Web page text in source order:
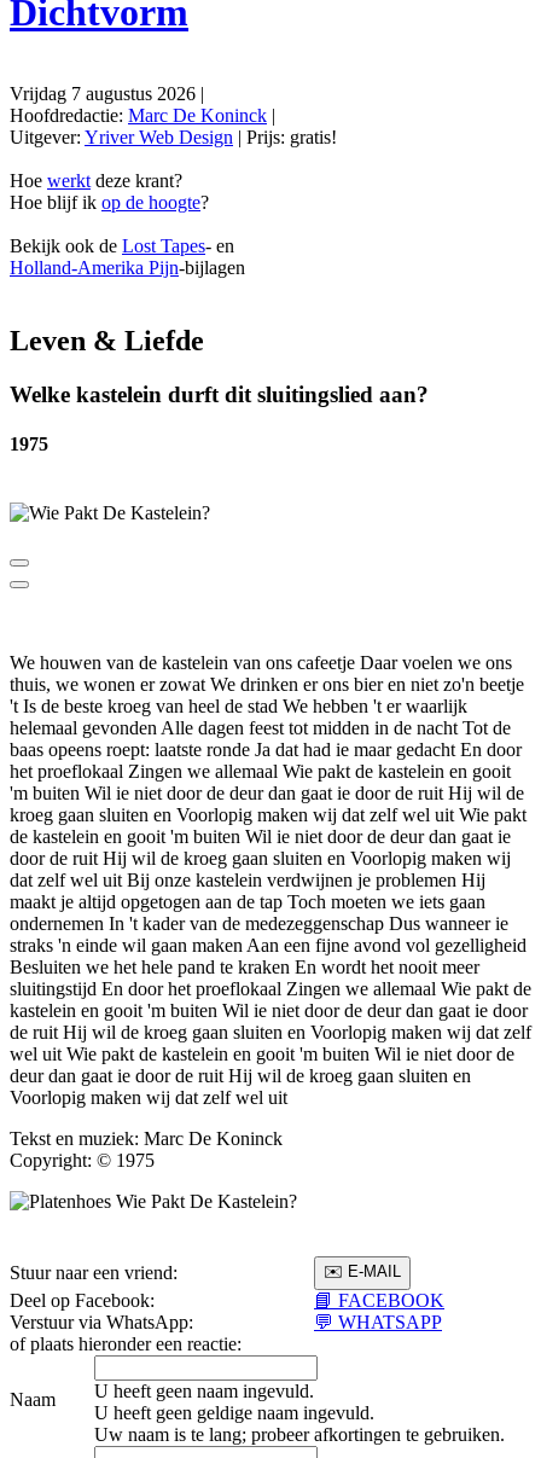
Vrijdag 7 augustus 2026 |
Hoofdredactie: Marc De Koninck |
Uitgever: Yriver Web Design | Prijs: gratis!
Hoe werkt deze krant?
Hoe blijf ik op de hoogte?
Bekijk ook de Lost Tapes- en
Holland-Amerika Pijn-bijlagen
Leven & Liefde
Welke kastelein durft dit sluitingslied aan?
1975
We houwen van de kastelein van ons cafeetje Daar voelen we ons
thuis, we wonen er zowat We drinken er ons bier en niet zo'n beetje
't Is de beste kroeg van heel de stad We hebben 't er waarlijk
helemaal gevonden Alle dagen feest tot midden in de nacht Tot de
baas opeens roept: laatste ronde Ja dat had ie maar gedacht En door
het proeflokaal Zingen we allemaal Wie pakt de kastelein en gooit
'm buiten Wil ie niet door de deur dan gaat ie door de ruit Hij wil de
kroeg gaan sluiten en Voorlopig maken wij dat zelf wel uit Wie pakt
de kastelein en gooit 'm buiten Wil ie niet door de deur dan gaat ie
door de ruit Hij wil de kroeg gaan sluiten en Voorlopig maken wij
dat zelf wel uit Bij onze kastelein verdwijnen je problemen Hij
maakt je altijd opgetogen aan de tap Toch moeten we iets gaan
ondernemen In 't kader van de medezeggenschap Dus wanneer ie
straks 'n einde wil gaan maken Aan een fijne avond vol gezelligheid
Besluiten we het hele pand te kraken En wordt het nooit meer
sluitingstijd En door het proeflokaal Zingen we allemaal Wie pakt de
kastelein en gooit 'm buiten Wil ie niet door de deur dan gaat ie door
de ruit Hij wil de kroeg gaan sluiten en Voorlopig maken wij dat zelf
wel uit Wie pakt de kastelein en gooit 'm buiten Wil ie niet door de
deur dan gaat ie door de ruit Hij wil de kroeg gaan sluiten en
Voorlopig maken wij dat zelf wel uit
Tekst en muziek: Marc De Koninck
Copyright: © 1975
Stuur naar een vriend:
Deel op Facebook:
📘 FACEBOOK
Verstuur via WhatsApp:
💬 WHATSAPP
of plaats hieronder een reactie:
Naam
U heeft geen naam ingevuld.
U heeft geen geldige naam ingevuld.
Uw naam is te lang; probeer afkortingen te gebruiken.